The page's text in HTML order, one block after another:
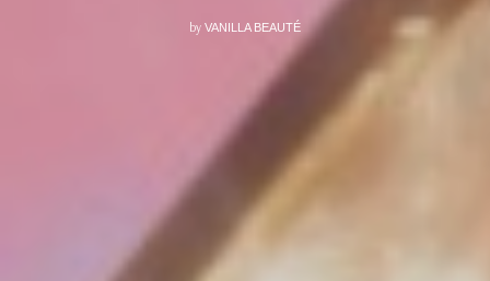
by VANILLA BEAUTÉ